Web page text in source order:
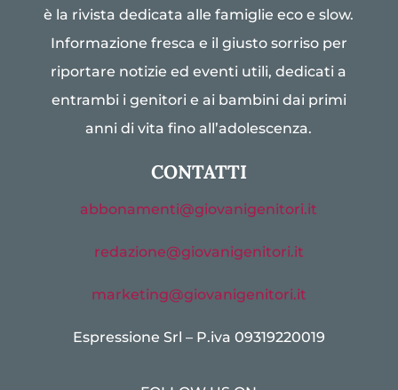
è la rivista dedicata alle famiglie eco e slow.
Informazione fresca e il giusto sorriso per
riportare notizie ed eventi utili, dedicati a
entrambi i genitori e ai bambini dai primi
anni di vita fino all’adolescenza.
CONTATTI
abbonamenti@giovanigenitori.it
redazione@giovanigenitori.it
marketing@giovanigenitori.it
Espressione Srl – P.iva 09319220019